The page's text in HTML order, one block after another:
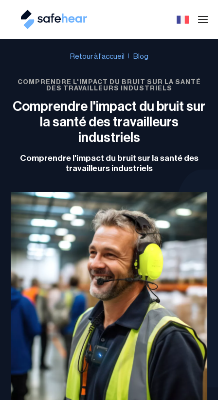
Retour à l'accueil Blog
COMPRENDRE L'IMPACT DU BRUIT SUR LA SANTÉ
DES TRAVAILLEURS INDUSTRIELS
Comprendre l'impact du bruit sur
la santé des travailleurs
industriels
Comprendre l'impact du bruit sur la santé des
travailleurs industriels